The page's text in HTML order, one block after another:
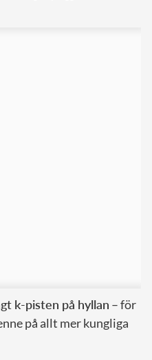
k-pisten på hyllan – för
på allt mer kungliga